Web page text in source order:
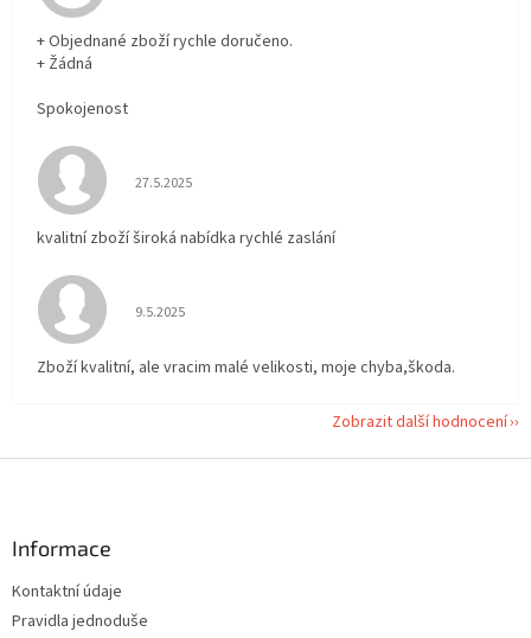
+ Objednané zboží rychle doručeno.
+ Žádná
Spokojenost
Hodnocení obchodu je 5 z 5 hvězdiček.
27.5.2025
kvalitní zboží široká nabídka rychlé zaslání
Hodnocení obchodu je 5 z 5 hvězdiček.
9.5.2025
Zboží kvalitní, ale vracim malé velikosti, moje chyba,škoda.
Zobrazit další hodnocení
Informace
Kontaktní údaje
Pravidla jednoduše